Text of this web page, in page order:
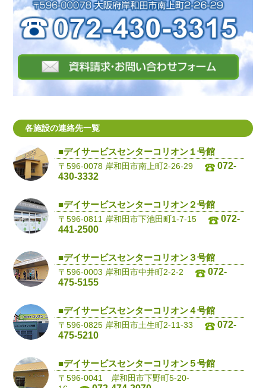
各施設の連絡先一覧
■デイサービスセンターコリオン１号館
〒596-0078 岸和田市南上町2-26-29
072-
430-3332
■デイサービスセンターコリオン２号館
〒596-0811 岸和田市下池田町1-7-15
072-
441-2500
■デイサービスセンターコリオン３号館
〒596-0003 岸和田市中井町2-2-2
072-
475-5155
■デイサービスセンターコリオン４号館
〒596-0825 岸和田市土生町2-11-33
072-
475-5210
■デイサービスセンターコリオン５号館
〒596-0041 岸和田市下野町5-20-